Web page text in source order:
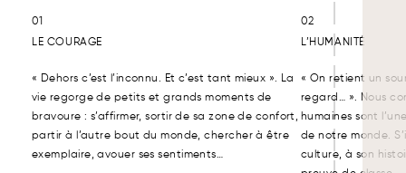
01
LE COURAGE
« Dehors c’est l’inconnu. Et c’est tant mieux ». La
vie regorge de petits et grands moments de
bravoure : s’affirmer, sortir de sa zone de confort,
partir à l’autre bout du monde, chercher à être
exemplaire, avouer ses sentiments…
02
L’HUMANITÉ
« On retient un
regard… ». Nous
humaines sont
de notre monde.
culture, à son